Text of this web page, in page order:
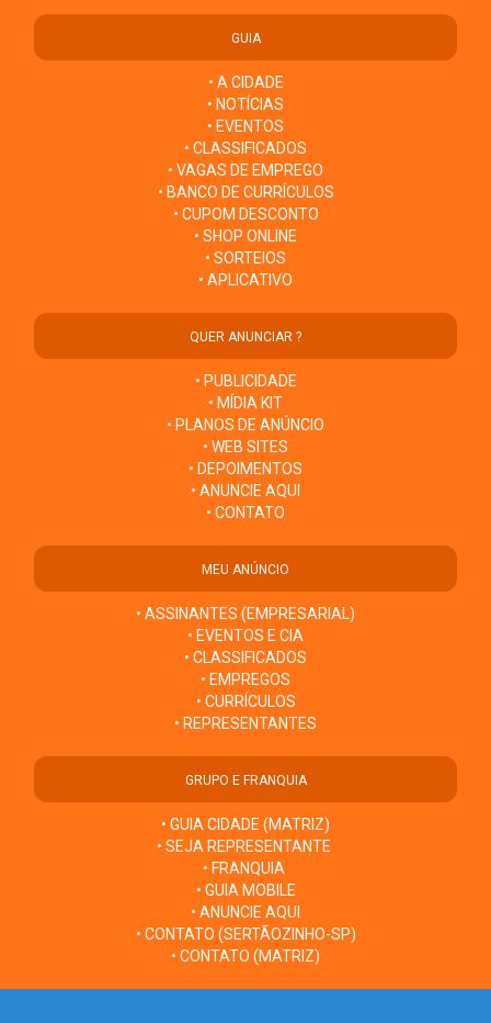
GUIA
• A CIDADE
• NOTÍCIAS
• EVENTOS
• CLASSIFICADOS
• VAGAS DE EMPREGO
• BANCO DE CURRÍCULOS
• CUPOM DESCONTO
• SHOP ONLINE
• SORTEIOS
• APLICATIVO
QUER ANUNCIAR ?
• PUBLICIDADE
• MÍDIA KIT
• PLANOS DE ANÚNCIO
• WEB SITES
• DEPOIMENTOS
• ANUNCIE AQUI
• CONTATO
MEU ANÚNCIO
• ASSINANTES (EMPRESARIAL)
• EVENTOS E CIA
• CLASSIFICADOS
• EMPREGOS
• CURRÍCULOS
• REPRESENTANTES
GRUPO E FRANQUIA
• GUIA CIDADE (MATRIZ)
• SEJA REPRESENTANTE
• FRANQUIA
• GUIA MOBILE
• ANUNCIE AQUI
• CONTATO (SERTÃOZINHO-SP)
• CONTATO (MATRIZ)